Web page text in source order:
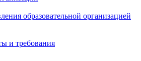
образовательной организацией
и требования